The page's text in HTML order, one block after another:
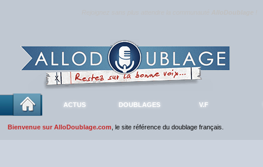
ACTUS DOUBLAGES V.F
Bienvenue sur AlloDoublage.com , le site référence du doublage français.